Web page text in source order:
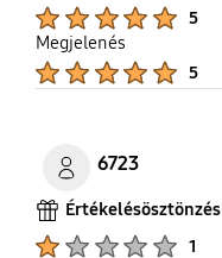
5
Megjelenés
5
6723
Értékelésösztönzés
1